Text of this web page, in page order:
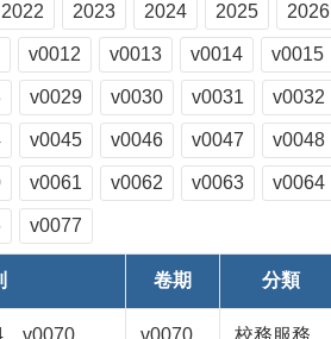
2022 2023 2024 2025 2026
v0012 v0013 v0014 v0015
v0029 v0030 v0031 v0032
v0045 v0046 v0047 v0048
v0061 v0062 v0063 v0064
v0077
卷期 分類